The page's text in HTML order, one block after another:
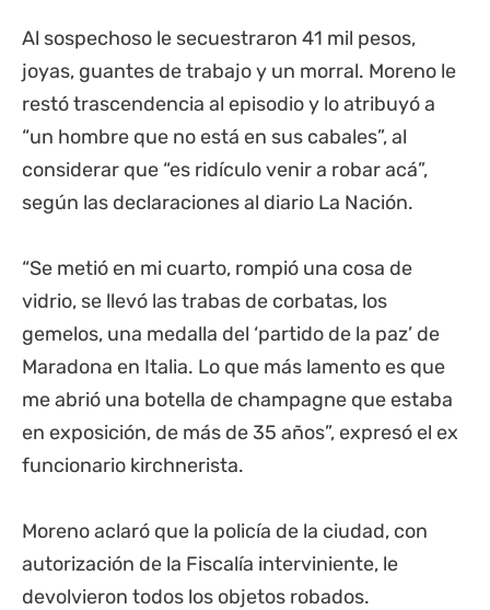
Al sospechoso le secuestraron 41 mil pesos,
joyas, guantes de trabajo y un morral. Moreno le
restó trascendencia al episodio y lo atribuyó a
“un hombre que no está en sus cabales”, al
considerar que “es ridículo venir a robar acá”,
según las declaraciones al diario La Nación.
“Se metió en mi cuarto, rompió una cosa de
vidrio, se llevó las trabas de corbatas, los
gemelos, una medalla del ‘partido de la paz’ de
Maradona en Italia. Lo que más lamento es que
me abrió una botella de champagne que estaba
en exposición, de más de 35 años”, expresó el ex
funcionario kirchnerista.
Moreno aclaró que la policía de la ciudad, con
autorización de la Fiscalía interviniente, le
devolvieron todos los objetos robados.